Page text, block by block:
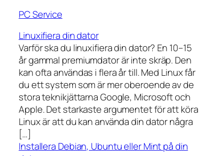
PC Service
Linuxifiera din dator
Varför ska du linuxifiera din dator? En 10–15
år gammal premiumdator är inte skräp. Den
kan ofta användas i flera år till. Med Linux får
du ett system som är mer oberoende av de
stora teknikjättarna Google, Microsoft och
Apple. Det starkaste argumentet för att köra
Linux är att du kan använda din dator några
[…]
Installera Debian, Ubuntu eller Mint på din